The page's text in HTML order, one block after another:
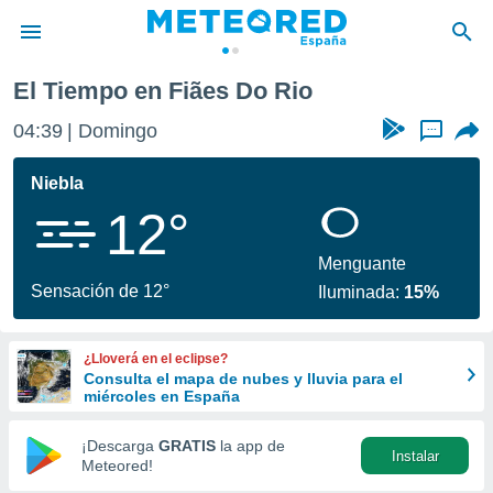
de
por
que se
a este
las
y
forma
digital
basada
El Tiempo en Fiães Do Rio
04:39 Domingo ...
Niebla
12°
Sensación de 12°
Menguante
Iluminada: 15%
¿Lloverá en el eclipse?
Consulta el mapa de nubes y lluvia para el
miércoles en España
¡Descarga GRATIS la app de
Meteored!
Instalar